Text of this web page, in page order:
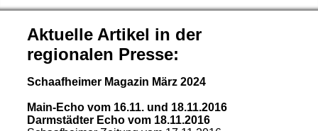
Aktuelle Artikel in der
regionalen Presse:
Schaafheimer Magazin März 2024
Main-Echo vom 16.11. und 18.11.2016
Darmstädter Echo vom 18.11.2016